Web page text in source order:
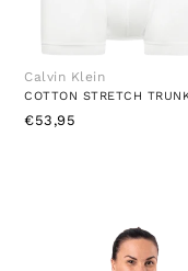
Calvin Klein
COTTON STRETCH
€53,95